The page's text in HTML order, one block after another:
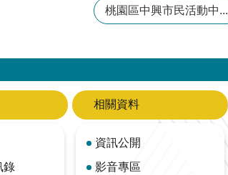
桃園區中興市民活動中...
錄
相關資料
資訊公開
影音專區